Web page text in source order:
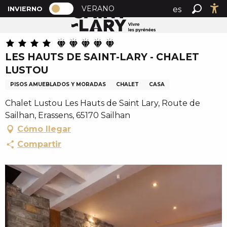
A
l
e
r
u
o
n
t
e
u
r
i
n
PAGE D’ACCUEIL ACTUELLE HIVER : PASSER EN
INVIERNO PAGE D’ACCUEIL ACTUELLE HIVER :
VERANO
es
Buscar
Inicio LES HAUTS DE SAINT-LARY - CHALET LUSTOU
LES HAUTS DE SAINT-LARY - CHALET
LUSTOU
PISOS AMUEBLADOS Y MORADAS CHALET CASA
Chalet Lustou Les Hauts de Saint Lary, Route de
Sailhan, Erassens, 65170 Sailhan
Cómo llegar
Compartir